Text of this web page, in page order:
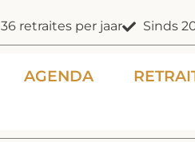
36 retraites per jaar Sinds
AGENDA